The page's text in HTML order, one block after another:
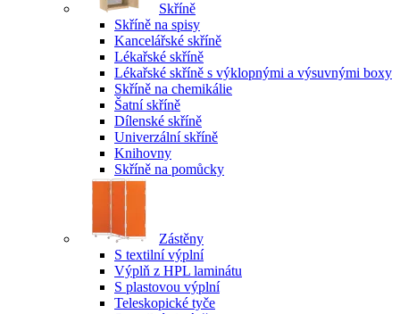
Skříně
Skříně na spisy
Kancelářské skříně
Lékařské skříně
Lékařské skříně s výklopnými a výsuvnými boxy
Skříně na chemikálie
Šatní skříně
Dílenské skříně
Univerzální skříně
Knihovny
Skříně na pomůcky
Zástěny
S textilní výplní
Výplň z HPL laminátu
S plastovou výplní
Teleskopické tyče